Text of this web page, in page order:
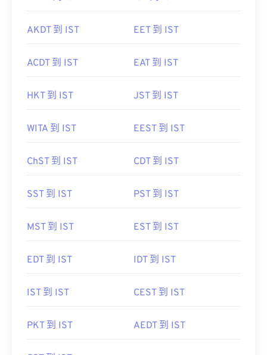
AKDT 到 IST EET 到 IST
ACDT 到 IST EAT 到 IST
HKT 到 IST JST 到 IST
WITA 到 IST EEST 到 IST
ChST 到 IST CDT 到 IST
SST 到 IST PST 到 IST
MST 到 IST EST 到 IST
EDT 到 IST IDT 到 IST
IST 到 IST CEST 到 IST
PKT 到 IST AEDT 到 IST